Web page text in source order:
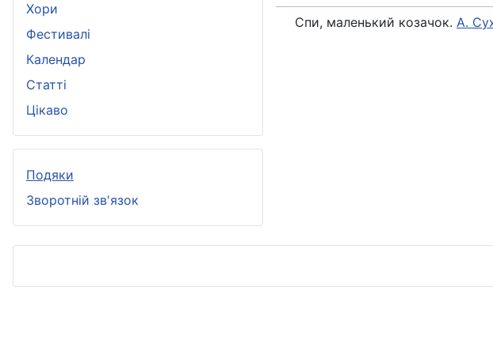
Хори
Фестивалі
Календар
Статті
Цікаво
Подяки
Зворотній зв'язок
Спи, маленький козачок. А.